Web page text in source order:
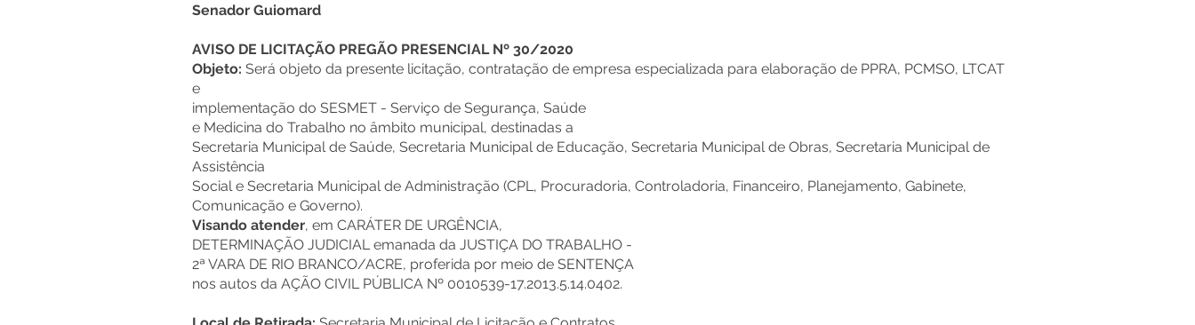
Senador Guiomard
AVISO DE LICITAÇÃO PREGÃO PRESENCIAL Nº 30/2020
Objeto: Será objeto da presente licitação, contratação de empresa especializada para elaboração de PPRA, PCMSO, LTCAT
e
implementação do SESMET - Serviço de Segurança, Saúde
e Medicina do Trabalho no âmbito municipal, destinadas a
Secretaria Municipal de Saúde, Secretaria Municipal de Educação, Secretaria Municipal de Obras, Secretaria Municipal de
Assistência
Social e Secretaria Municipal de Administração (CPL, Procuradoria, Controladoria, Financeiro, Planejamento, Gabinete,
Comunicação e Governo).
Visando atender, em CARÁTER DE URGÊNCIA,
DETERMINAÇÃO JUDICIAL emanada da JUSTIÇA DO TRABALHO -
2ª VARA DE RIO BRANCO/ACRE, proferida por meio de SENTENÇA
nos autos da AÇÃO CIVIL PÚBLICA Nº 0010539-17.2013.5.14.0402.